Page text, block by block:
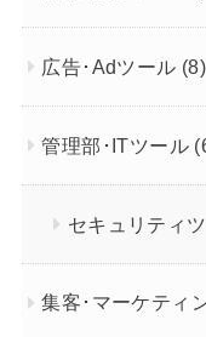
広告･Adツール (8)
管理部･ITツール
セキュリティ
集客･マーケティ